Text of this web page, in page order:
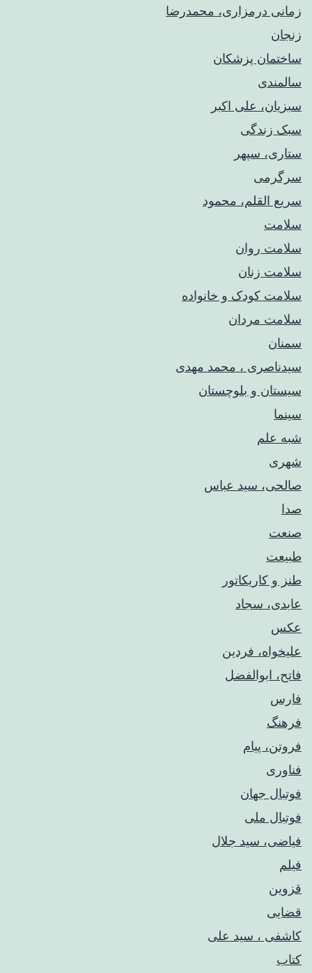
زمانی درمزاری، محمدرضا
زنجان
ساختمان پزشکان
سالمندی
سبزیان، علی اکبر
سبک زندگی
ستاری، سپهر
سرگرمی
سریع القلم، محمود
سلامت
سلامت روان
سلامت زنان
سلامت کودک‌ و خانواده
سلامت مردان
سمنان
سیدناصری ، محمد مهدی
سیستان و بلوچستان
سینما
شبه علم
شهری
صالحی، سید عباس
صدا
صنعت
طبیعت
طنز و کاریکاتور
عابدی، سجاد
عکس
علیخواه، فردین
فاتح، ابوالفضل
فارس
فرهنگ
فروتن، پیام
فناوری
فوتبال جهان
فوتبال ملی
فیاضی، سید جلال
فیلم
قزوین
قضایی
کاشفی ، سید علی
کتاب